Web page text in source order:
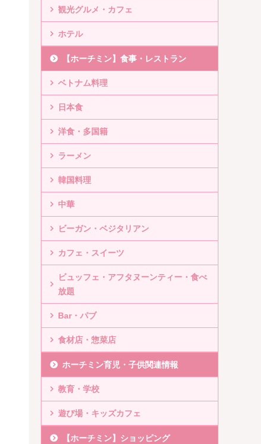
観光グルメ・カフェ
ホテル
【ホーチミン】食事・レストラン
ベトナム料理
日本食
洋食・多国籍
ラーメン
韓国料理
中華
ビーガン・ベジタリアン
カフェ・スイーツ
ビュッフェ・アフタヌーンティー・食べ
放題
Bar・パブ
食材店・惣菜店
ホーチミン育児・子供関連情報
教育・学校
遊び場・キッズカフェ
【ホーチミン】ショッピング